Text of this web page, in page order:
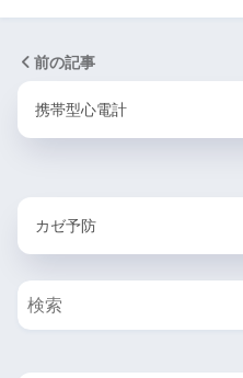
前の記事
携帯型心電計
カゼ予防